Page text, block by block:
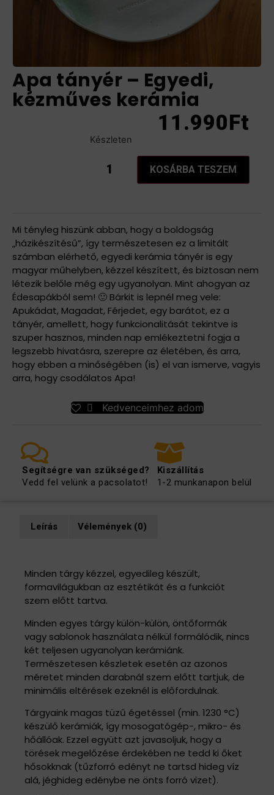
Apa tányér – Egyedi,
kézműves kerámia
Készleten
KOSÁRBA TESZEM
11.990Ft
Mi tényleg hiszünk abban, hogy a boldogság
„házikészítésű”, így természetesen ez a limitált
számban elérhető, egyedi kerámia tányér is egy
magyar műhelyben, kézzel készített, és biztosan nem
létezik belőle még egy ugyanolyan. Mint ahogyan az
Édesapákból sem! 🙂 Bárkit is lepnél meg vele:
Apukádat, Magadat, Férjedet, egy barátot, ez a
tányér, amellett, hogy funkcionalitását tekintve is
szuper hasznos, minden nap emlékeztetni fogja a
legszebb hivatásra, szerepre az életében, és arra,
hogy ebben a minőségében (is) el van ismerve, vagyis
arra, hogy csodálatos Apa!
Kedvenceimhez adom
Segítségre van szükséged?
Vedd fel velünk a pacsolatot!
Kiszállítás
1-2 munkanapon belül
Leírás Vélemények (0)
Minden tárgy kézzel, egyedileg készült,
formavilágukban az esztétikát és a funkciót
szem előtt tartva.
Minden egyes tárgy külön-külön, öntőformák
vagy sablonok használata nélkül formálódik, nincs
két teljesen ugyanolyan kerámiánk.
Természetesen készletek esetén az azonos
méretet minden darabnál szem előtt tartjuk, de
minimális eltérések ezeknél is előfordulnak.
Tárgyaink magas tüzű égetéssel (min. 1230 °C)
készülő kerámiák, így mosogatógép-, mikro- és
hőállóak. Ezzel együtt azt javasoljuk, hogy a
törések megelőzése érdekében ne tedd ki őket
hősokknak (tűzforró edényt ne tartsd hideg víz
alá, jéghideg edénybe ne önts forró vizet).